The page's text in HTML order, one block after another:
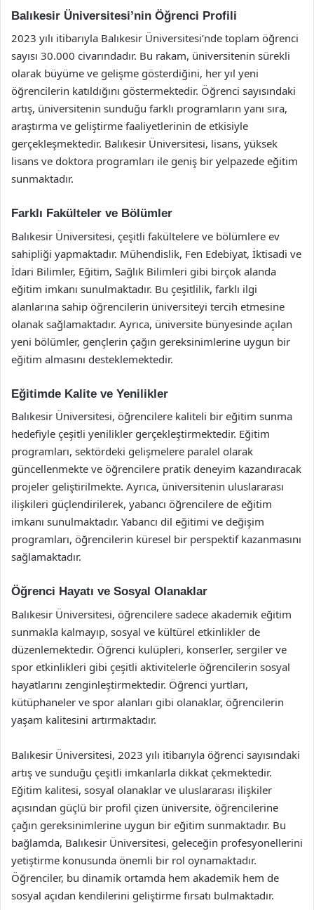
Balıkesir Üniversitesi’nin Öğrenci Profili
2023 yılı itibarıyla Balıkesir Üniversitesi’nde toplam öğrenci
sayısı 30.000 civarındadır. Bu rakam, üniversitenin sürekli
olarak büyüme ve gelişme gösterdiğini, her yıl yeni
öğrencilerin katıldığını göstermektedir. Öğrenci sayısındaki
artış, üniversitenin sunduğu farklı programların yanı sıra,
araştırma ve geliştirme faaliyetlerinin de etkisiyle
gerçekleşmektedir. Balıkesir Üniversitesi, lisans, yüksek
lisans ve doktora programları ile geniş bir yelpazede eğitim
sunmaktadır.
Farklı Fakülteler ve Bölümler
Balıkesir Üniversitesi, çeşitli fakültelere ve bölümlere ev
sahipliği yapmaktadır. Mühendislik, Fen Edebiyat, İktisadi ve
İdari Bilimler, Eğitim, Sağlık Bilimleri gibi birçok alanda
eğitim imkanı sunulmaktadır. Bu çeşitlilik, farklı ilgi
alanlarına sahip öğrencilerin üniversiteyi tercih etmesine
olanak sağlamaktadır. Ayrıca, üniversite bünyesinde açılan
yeni bölümler, gençlerin çağın gereksinimlerine uygun bir
eğitim almasını desteklemektedir.
Eğitimde Kalite ve Yenilikler
Balıkesir Üniversitesi, öğrencilere kaliteli bir eğitim sunma
hedefiyle çeşitli yenilikler gerçekleştirmektedir. Eğitim
programları, sektördeki gelişmelere paralel olarak
güncellenmekte ve öğrencilere pratik deneyim kazandıracak
projeler geliştirilmekte. Ayrıca, üniversitenin uluslararası
ilişkileri güçlendirilerek, yabancı öğrencilere de eğitim
imkanı sunulmaktadır. Yabancı dil eğitimi ve değişim
programları, öğrencilerin küresel bir perspektif kazanmasını
sağlamaktadır.
Öğrenci Hayatı ve Sosyal Olanaklar
Balıkesir Üniversitesi, öğrencilere sadece akademik eğitim
sunmakla kalmayıp, sosyal ve kültürel etkinlikler de
düzenlemektedir. Öğrenci kulüpleri, konserler, sergiler ve
spor etkinlikleri gibi çeşitli aktivitelerle öğrencilerin sosyal
hayatlarını zenginleştirmektedir. Öğrenci yurtları,
kütüphaneler ve spor alanları gibi olanaklar, öğrencilerin
yaşam kalitesini artırmaktadır.
Balıkesir Üniversitesi, 2023 yılı itibarıyla öğrenci sayısındaki
artış ve sunduğu çeşitli imkanlarla dikkat çekmektedir.
Eğitim kalitesi, sosyal olanaklar ve uluslararası ilişkiler
açısından güçlü bir profil çizen üniversite, öğrencilerine
çağın gereksinimlerine uygun bir eğitim sunmaktadır. Bu
bağlamda, Balıkesir Üniversitesi, geleceğin profesyonellerini
yetiştirme konusunda önemli bir rol oynamaktadır.
Öğrenciler, bu dinamik ortamda hem akademik hem de
sosyal açıdan kendilerini geliştirme fırsatı bulmaktadır.